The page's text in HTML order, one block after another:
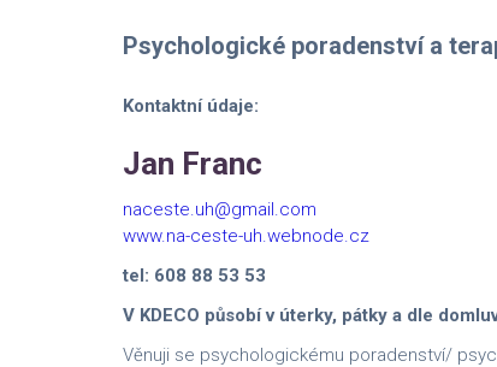
Psychologické poradenství a
Kontaktní údaje:
Jan Franc
naceste.uh@gmail.com
www.na-ceste-uh.webnode.cz
tel: 608 88 53 53
V KDECO působí v úterky, pátky a dle
Věnuji se psychologickému poradenství/